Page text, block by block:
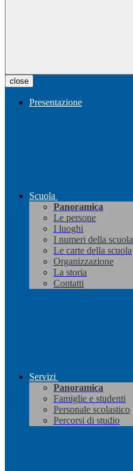
close
Presentazione
Scuola
Panoramica
Le persone
I luoghi
I numeri della scuola
Le carte della scuola
Organizzazione
La storia
Contatti
Servizi
Panoramica
Famiglie e studenti
Personale scolastico
Percorsi di studio